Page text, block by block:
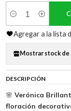
Cantidad
Agregar a la lista
Mostrar stock
DESCRIPCIÓN
🌸 Verónica
floración